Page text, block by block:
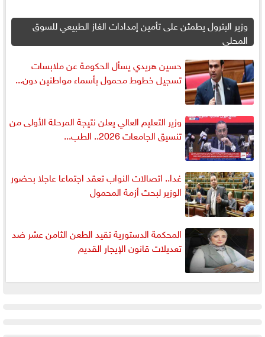
وزير البترول يطمئن على تأمين إمدادات الغاز الطبيعي للسوق
المحلي
حسين هريدي يسأل الحكومة عن ملابسات
تسجيل خطوط محمول بأسماء مواطنين دون...
وزير التعليم العالي يعلن نتيجة المرحلة الأولى من
تنسيق الجامعات 2026.. الطب...
غدا.. اتصالات النواب تعقد اجتماعا عاجلا بحضور
الوزير لبحث أزمة المحمول
المحكمة الدستورية تقيد الطعن الثامن عشر ضد
تعديلات قانون الإيجار القديم